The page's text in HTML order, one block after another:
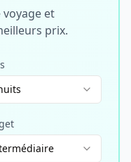
et
prix.